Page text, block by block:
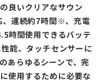
良いクリアなサウン
、連続約7時間※、充電
時間使用できるバッテ
能、タッチセンサーに
あらゆるシーンで、完
使用するために必要な